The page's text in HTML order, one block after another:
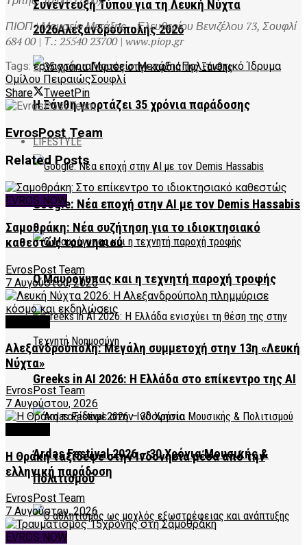
Συνέντευξη Τύπου για τη Λευκή Νύχτα
2026Αλεξανδρούπολης 2026
Η Ξάνθη γιορτάζει 35 χρόνια παράδοσης
LIFESTYLE
Google: Νέα εποχή στην AI με τον Demis Hassabis
Ο Μαυρόγυπας και η τεχνητή παροχή τροφής
Greeks in AI 2026: Η Ελλάδα στο επίκεντρο της AI
Ardas Festival 2026 – 30 Χρόνια Μουσικής &
Πολιτισμού
ΠΙΟΠ | Μουσείο Μετάξης – Ελευθερίου Βενιζέλου 73, Σουφλί
684 00 | Τ.: 25540 23700 | www.piop.gr
Tags: εργαστήριαΜουσείο ΜετάξηςΠολιτιστικό Ίδρυμα
Ομίλου ΠειραιώςΣουφλί
Share
TweetPin
EvrosPost Team
RelatedPosts
EVROS NOW
Σαμοθράκη: Νέα συζήτηση για το ιδιοκτησιακό
καθεστώς του νησιού
EvrosPost Team
7 Αυγούστου, 2026
Αλεξανδρούπολη: Μεγάλη συμμετοχή στην 13η «Λευκή
Νύχτα»
EvrosPost Team
7 Αυγούστου, 2026
Η Θράκη ταξίδεψε στην Ινδονησία μέσα από την
ελληνική παράδοση
EvrosPost Team
7 Αυγούστου, 2026
EVROS NOW